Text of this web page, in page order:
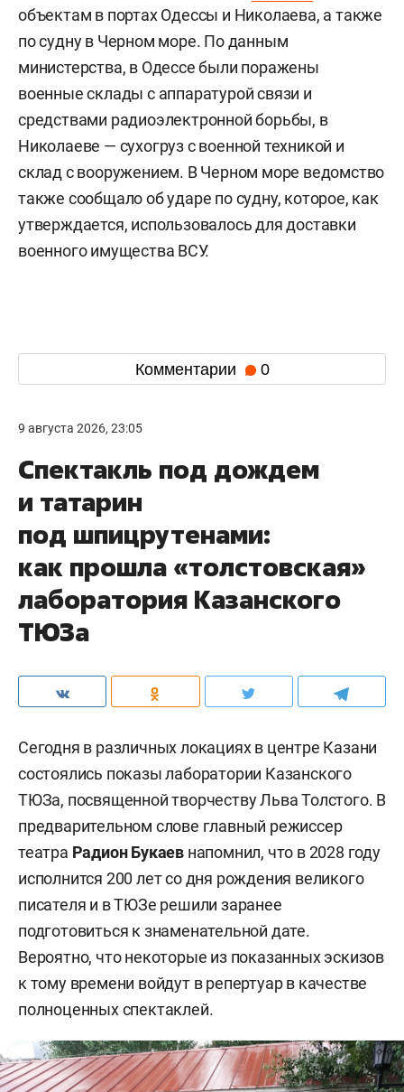
объектам в портах Одессы и Николаева, а также
по судну в Черном море. По данным
министерства, в Одессе были поражены
военные склады с аппаратурой связи и
средствами радиоэлектронной борьбы, в
Николаеве — сухогруз с военной техникой и
склад с вооружением. В Черном море ведомство
также сообщало об ударе по судну, которое, как
утверждается, использовалось для доставки
военного имущества ВСУ.
Комментарии 0
9 августа 2026, 23:05
Спектакль под дождем
и татарин
под шпицрутенами:
как прошла «толстовская»
лаборатория Казанского
ТЮЗа
Сегодня в различных локациях в центре Казани
состоялись показы лаборатории Казанского
ТЮЗа, посвященной творчеству Льва Толстого. В
предварительном слове главный режиссер
театра Радион Букаев напомнил, что в 2028 году
исполнится 200 лет со дня рождения великого
писателя и в ТЮЗе решили заранее
подготовиться к знаменательной дате.
Вероятно, что некоторые из показанных эскизов
к тому времени войдут в репертуар в качестве
полноценных спектаклей.